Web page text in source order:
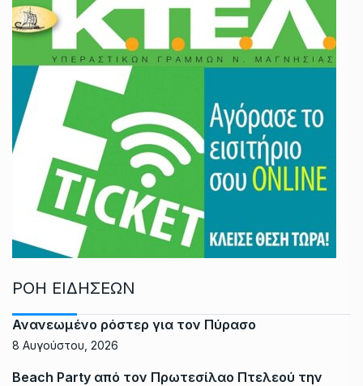
ΡΟΗ ΕΙΔΗΣΕΩΝ
Ανανεωμένο ρόστερ για τον Πύρασο
8 Αυγούστου, 2026
Beach Party από τον Πρωτεσίλαο Πτελεού την